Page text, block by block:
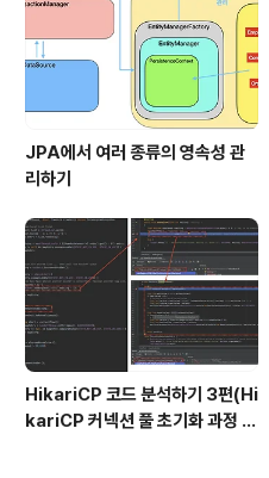
JPA에서 여러 종류의 영속성 관
리하기
HikariCP 코드 분석하기 3편(Hi
kariCP 커넥션 풀 초기화 과정 디